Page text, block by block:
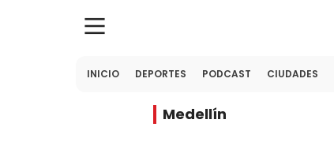
INICIO DEPORTES PODCAST CIUDADES
Medellín